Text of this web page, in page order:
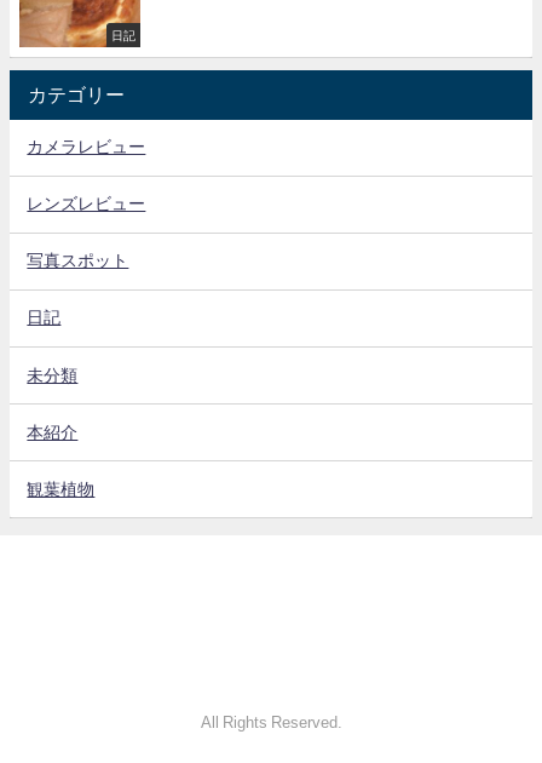
日記
カテゴリー
カメラレビュー
レンズレビュー
写真スポット
日記
未分類
本紹介
観葉植物
All Rights Reserved.